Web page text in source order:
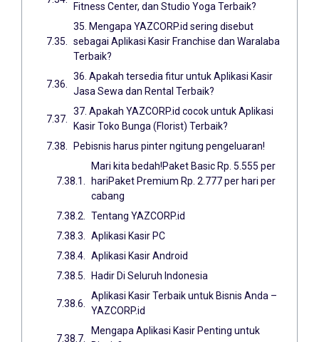
Fitness Center, dan Studio Yoga Terbaik?
35. Mengapa YAZCORP.id sering disebut
sebagai Aplikasi Kasir Franchise dan Waralaba
Terbaik?
36. Apakah tersedia fitur untuk Aplikasi Kasir
Jasa Sewa dan Rental Terbaik?
37. Apakah YAZCORP.id cocok untuk Aplikasi
Kasir Toko Bunga (Florist) Terbaik?
Pebisnis harus pinter ngitung pengeluaran!
Mari kita bedah!Paket Basic Rp. 5.555 per
hariPaket Premium Rp. 2.777 per hari per
cabang
Tentang YAZCORP.id
Aplikasi Kasir PC
Aplikasi Kasir Android
Hadir Di Seluruh Indonesia
Aplikasi Kasir Terbaik untuk Bisnis Anda –
YAZCORP.id
Mengapa Aplikasi Kasir Penting untuk